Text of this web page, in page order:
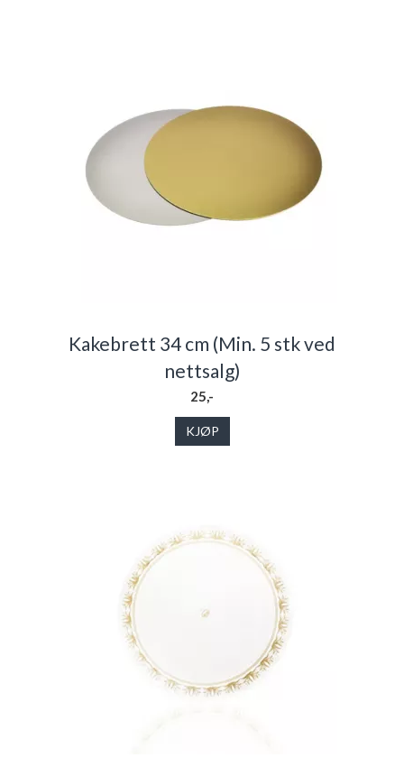
Kakebrett 34 cm (Min. 5 stk ved
nettsalg)
25,-
KJØP